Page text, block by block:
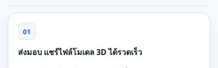
01
ส่งมอบ แชร์ไฟล์โมเดล 3D ได้รวดเร็ว